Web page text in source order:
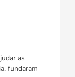
as
fundaram